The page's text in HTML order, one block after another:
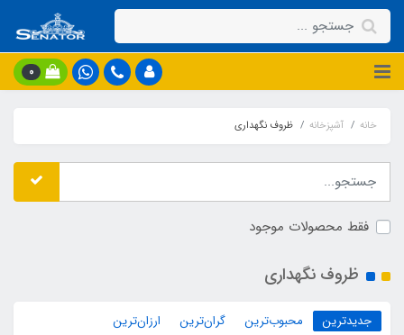
0
خانه آشپزخانه ظروف نگهداری
فقط محصولات موجود
ظروف نگهداری
جدیدترین محبوب‌ترین گران‌ترین ارزان‌ترین